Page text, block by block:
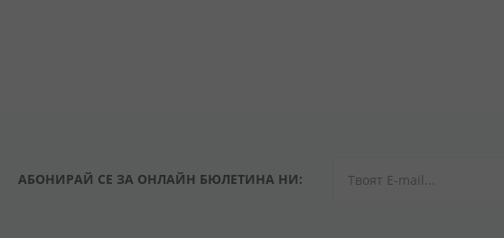
АБОНИРАЙ СЕ ЗА ОНЛАЙН БЮЛЕТИНА НИ: